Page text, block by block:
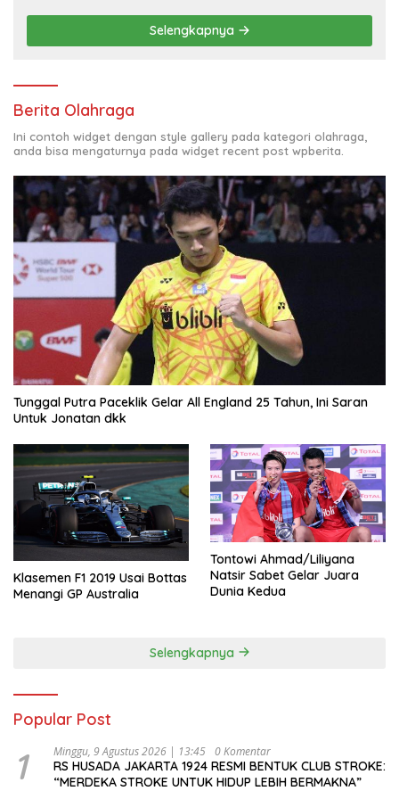
Selengkapnya
Berita Olahraga
Ini contoh widget dengan style gallery pada kategori olahraga,
anda bisa mengaturnya pada widget recent post wpberita.
Tunggal Putra Paceklik Gelar All England 25 Tahun, Ini Saran
Untuk Jonatan dkk
Klasemen F1 2019 Usai Bottas
Menangi GP Australia
Tontowi Ahmad/Liliyana
Natsir Sabet Gelar Juara
Dunia Kedua
Selengkapnya
Popular Post
1 Minggu, 9 Agustus 2026 | 13:45 0 Komentar
RS HUSADA JAKARTA 1924 RESMI BENTUK CLUB STROKE:
“MERDEKA STROKE UNTUK HIDUP LEBIH BERMAKNA”